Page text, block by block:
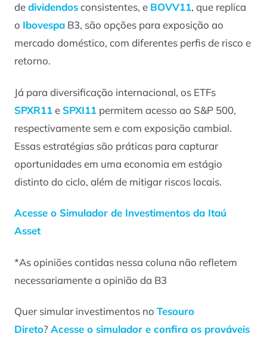
dedividendosconsistentes, e BOVV11, que replica
o Ibovespa B3, são opções para exposição ao
mercado doméstico, com diferentes perfis de risco e
retorno.
Já para diversificação internacional, os ETFs
SPXR11e SPXI11 permitem acesso ao S&P 500,
respectivamente sem e com exposição cambial.
Essas estratégias são práticas para capturar
oportunidades em uma economia em estágio
distinto do ciclo, além de mitigar riscos locais.
Acesse o Simulador de Investimentos da Itaú
Asset
*As opiniões contidas nessa coluna não refletem
necessariamente a opinião da B3
Quer simular investimentos no Tesouro
Direto? Acesse o simulador e confira os prováveis